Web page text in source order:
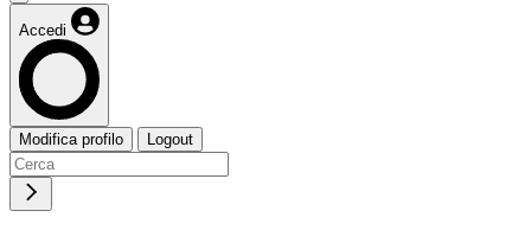
Accedi
Modifica profilo Logout